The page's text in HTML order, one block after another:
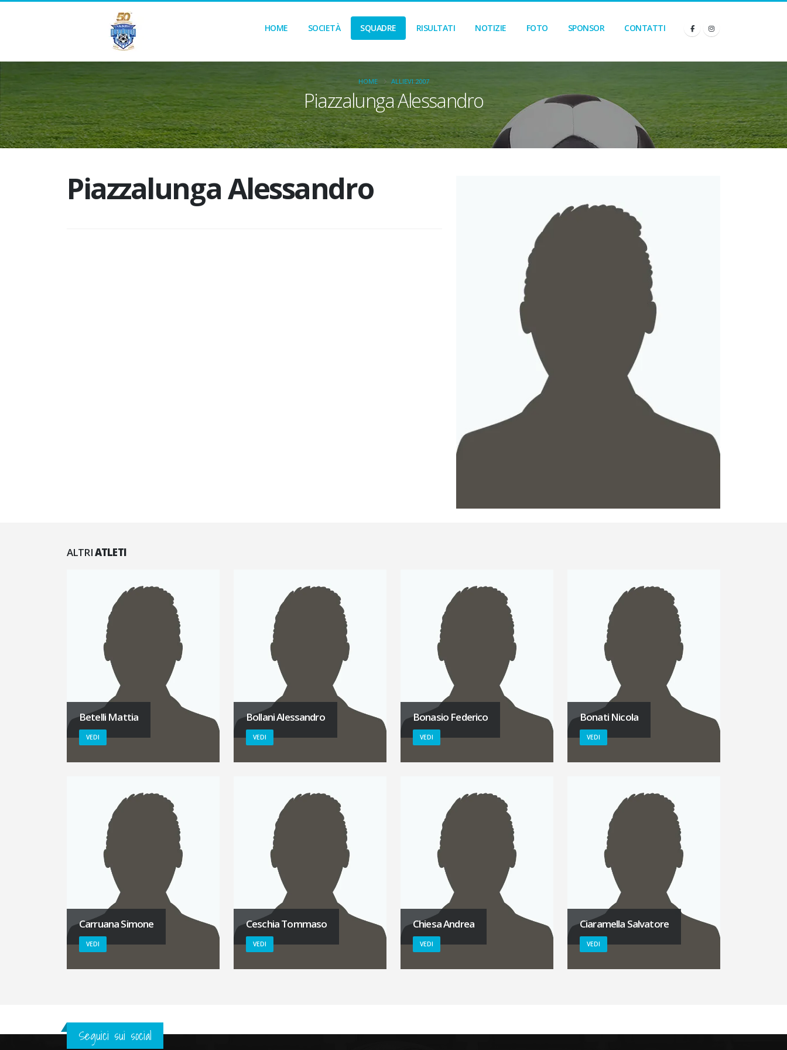
HOME SOCIETÀ SQUADRE RISULTATI NOTIZIE FOTO SPONSOR CONTATTI
Piazzalunga Alessandro
HOME ALLIEVI 2007
Piazzalunga Alessandro
ALTRIATLETI
Betelli Mattia
VEDI
Bollani Alessandro
VEDI
Bonasio Federico
VEDI
Bonati Nicola
VEDI
Carruana Simone
VEDI
Ceschia Tommaso
VEDI
Chiesa Andrea
VEDI
Ciaramella Salvatore
VEDI
Seguici sui social